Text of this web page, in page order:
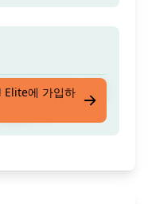
해당 문제에 대한
니다.
Elite에 가입하